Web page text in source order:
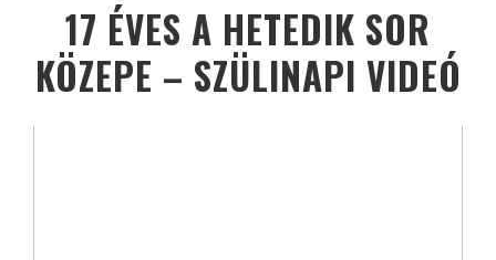
17 ÉVES A HETEDIK SOR
KÖZEPE – SZÜLINAPI VIDEÓ